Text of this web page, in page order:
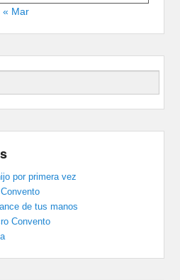
« Mar
por primera vez
de tus manos
Convento